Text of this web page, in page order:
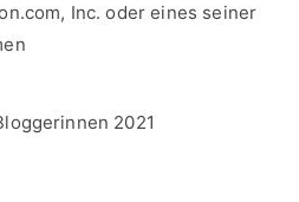
Inc. oder eines seiner